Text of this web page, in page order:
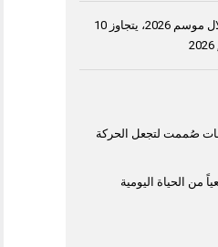
إنتاج القمح في مصر خلال موسم 2026، يتجاوز 10
صُممت لتجعل الحركة
من الحياة اليومية